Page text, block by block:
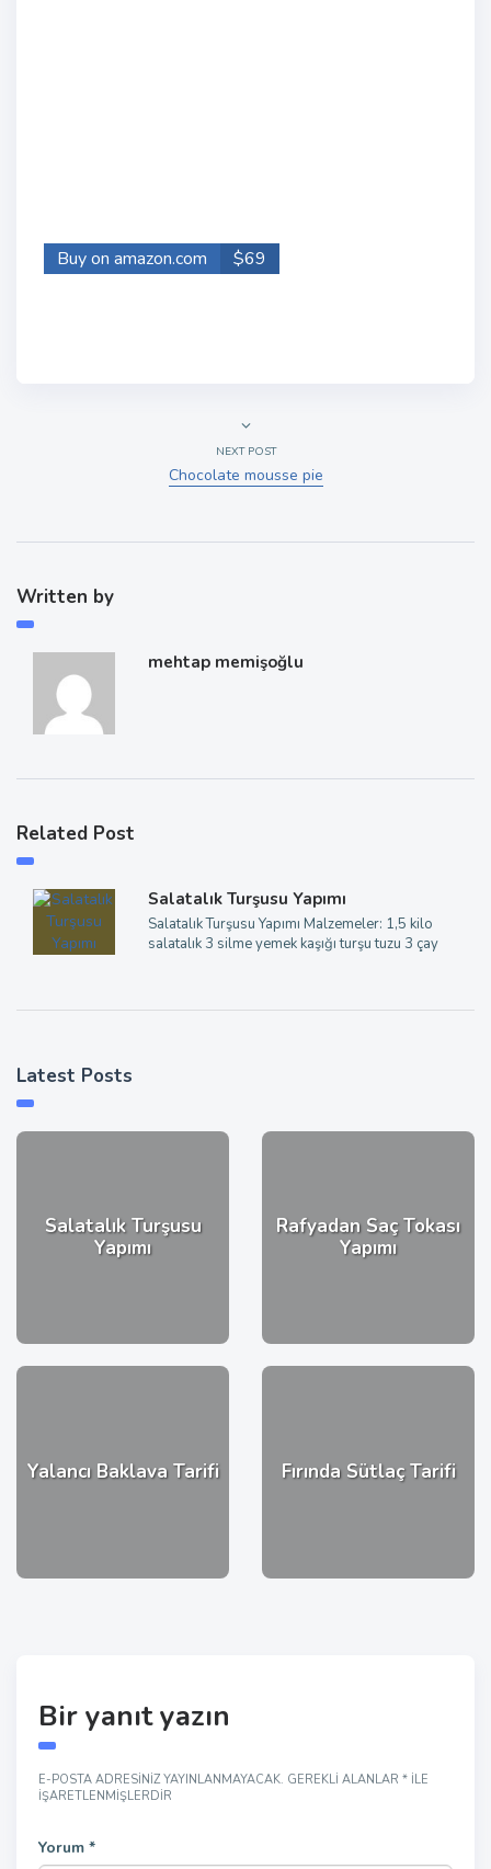
Buy on amazon.com $69
NEXT POST
Chocolate mousse pie
Written by
mehtap memişoğlu
Related Post
Salatalık Turşusu Yapımı
Salatalık Turşusu Yapımı Malzemeler: 1,5 kilo
salatalık 3 silme yemek kaşığı turşu tuzu 3 çay
Latest Posts
Salatalık Turşusu
Yapımı
Rafyadan Saç Tokası
Yapımı
Yalancı Baklava Tarifi Fırında Sütlaç Tarifi
Bir yanıt yazın
E-POSTA ADRESINIZ YAYINLANMAYACAK. GEREKLI ALANLAR * ILE
IŞARETLENMIŞLERDIR
Yorum *